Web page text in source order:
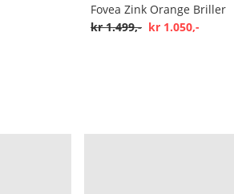
Fovea Zink Orange Briller
kr 1.499,- kr 1.050,-